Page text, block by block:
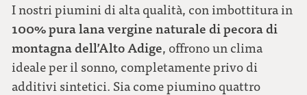
I nostri piumini di alta qualità, con imbottitura in
100% pura lana vergine naturale di pecora di
montagna dell’Alto Adige, offrono un clima
ideale per il sonno, completamente privo di
additivi sintetici. Sia come piumino quattro